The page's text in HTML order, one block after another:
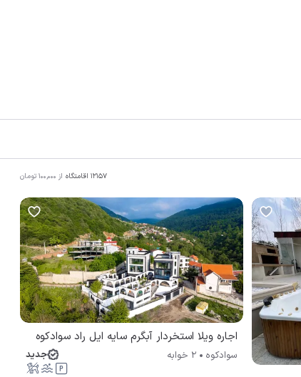
12157 اقامتگاه از 100,000 تومان
اجاره ویلا استخردار آبگرم سایه ایل راد سوادکوه
سوادکوه 2 خوابه جدید